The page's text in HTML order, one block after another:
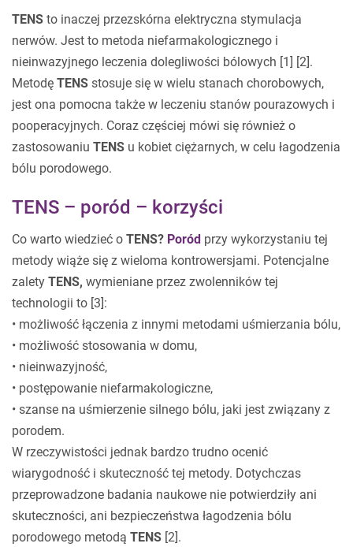
TENS to inaczej przezskórna elektryczna stymulacja
nerwów. Jest to metoda niefarmakologicznego i
nieinwazyjnego leczenia dolegliwości bólowych [1] [2].
Metodę TENS stosuje się w wielu stanach chorobowych,
jest ona pomocna także w leczeniu stanów pourazowych i
pooperacyjnych. Coraz częściej mówi się również o
zastosowaniu TENS u kobiet ciężarnych, w celu łagodzenia
bólu porodowego.
TENS – poród – korzyści
Co warto wiedzieć o TENS? Poród przy wykorzystaniu tej
metody wiąże się z wieloma kontrowersjami. Potencjalne
zalety TENS, wymieniane przez zwolenników tej
technologii to [3]:
• możliwość łączenia z innymi metodami uśmierzania bólu,
• możliwość stosowania w domu,
• nieinwazyjność,
• postępowanie niefarmakologiczne,
• szanse na uśmierzenie silnego bólu, jaki jest związany z
porodem.
W rzeczywistości jednak bardzo trudno ocenić
wiarygodność i skuteczność tej metody. Dotychczas
przeprowadzone badania naukowe nie potwierdziły ani
skuteczności, ani bezpieczeństwa łagodzenia bólu
porodowego metodą TENS [2].